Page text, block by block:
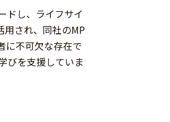
ドし、ライフサイ
用され、同社のMP
に不可欠な存在で
びを支援していま